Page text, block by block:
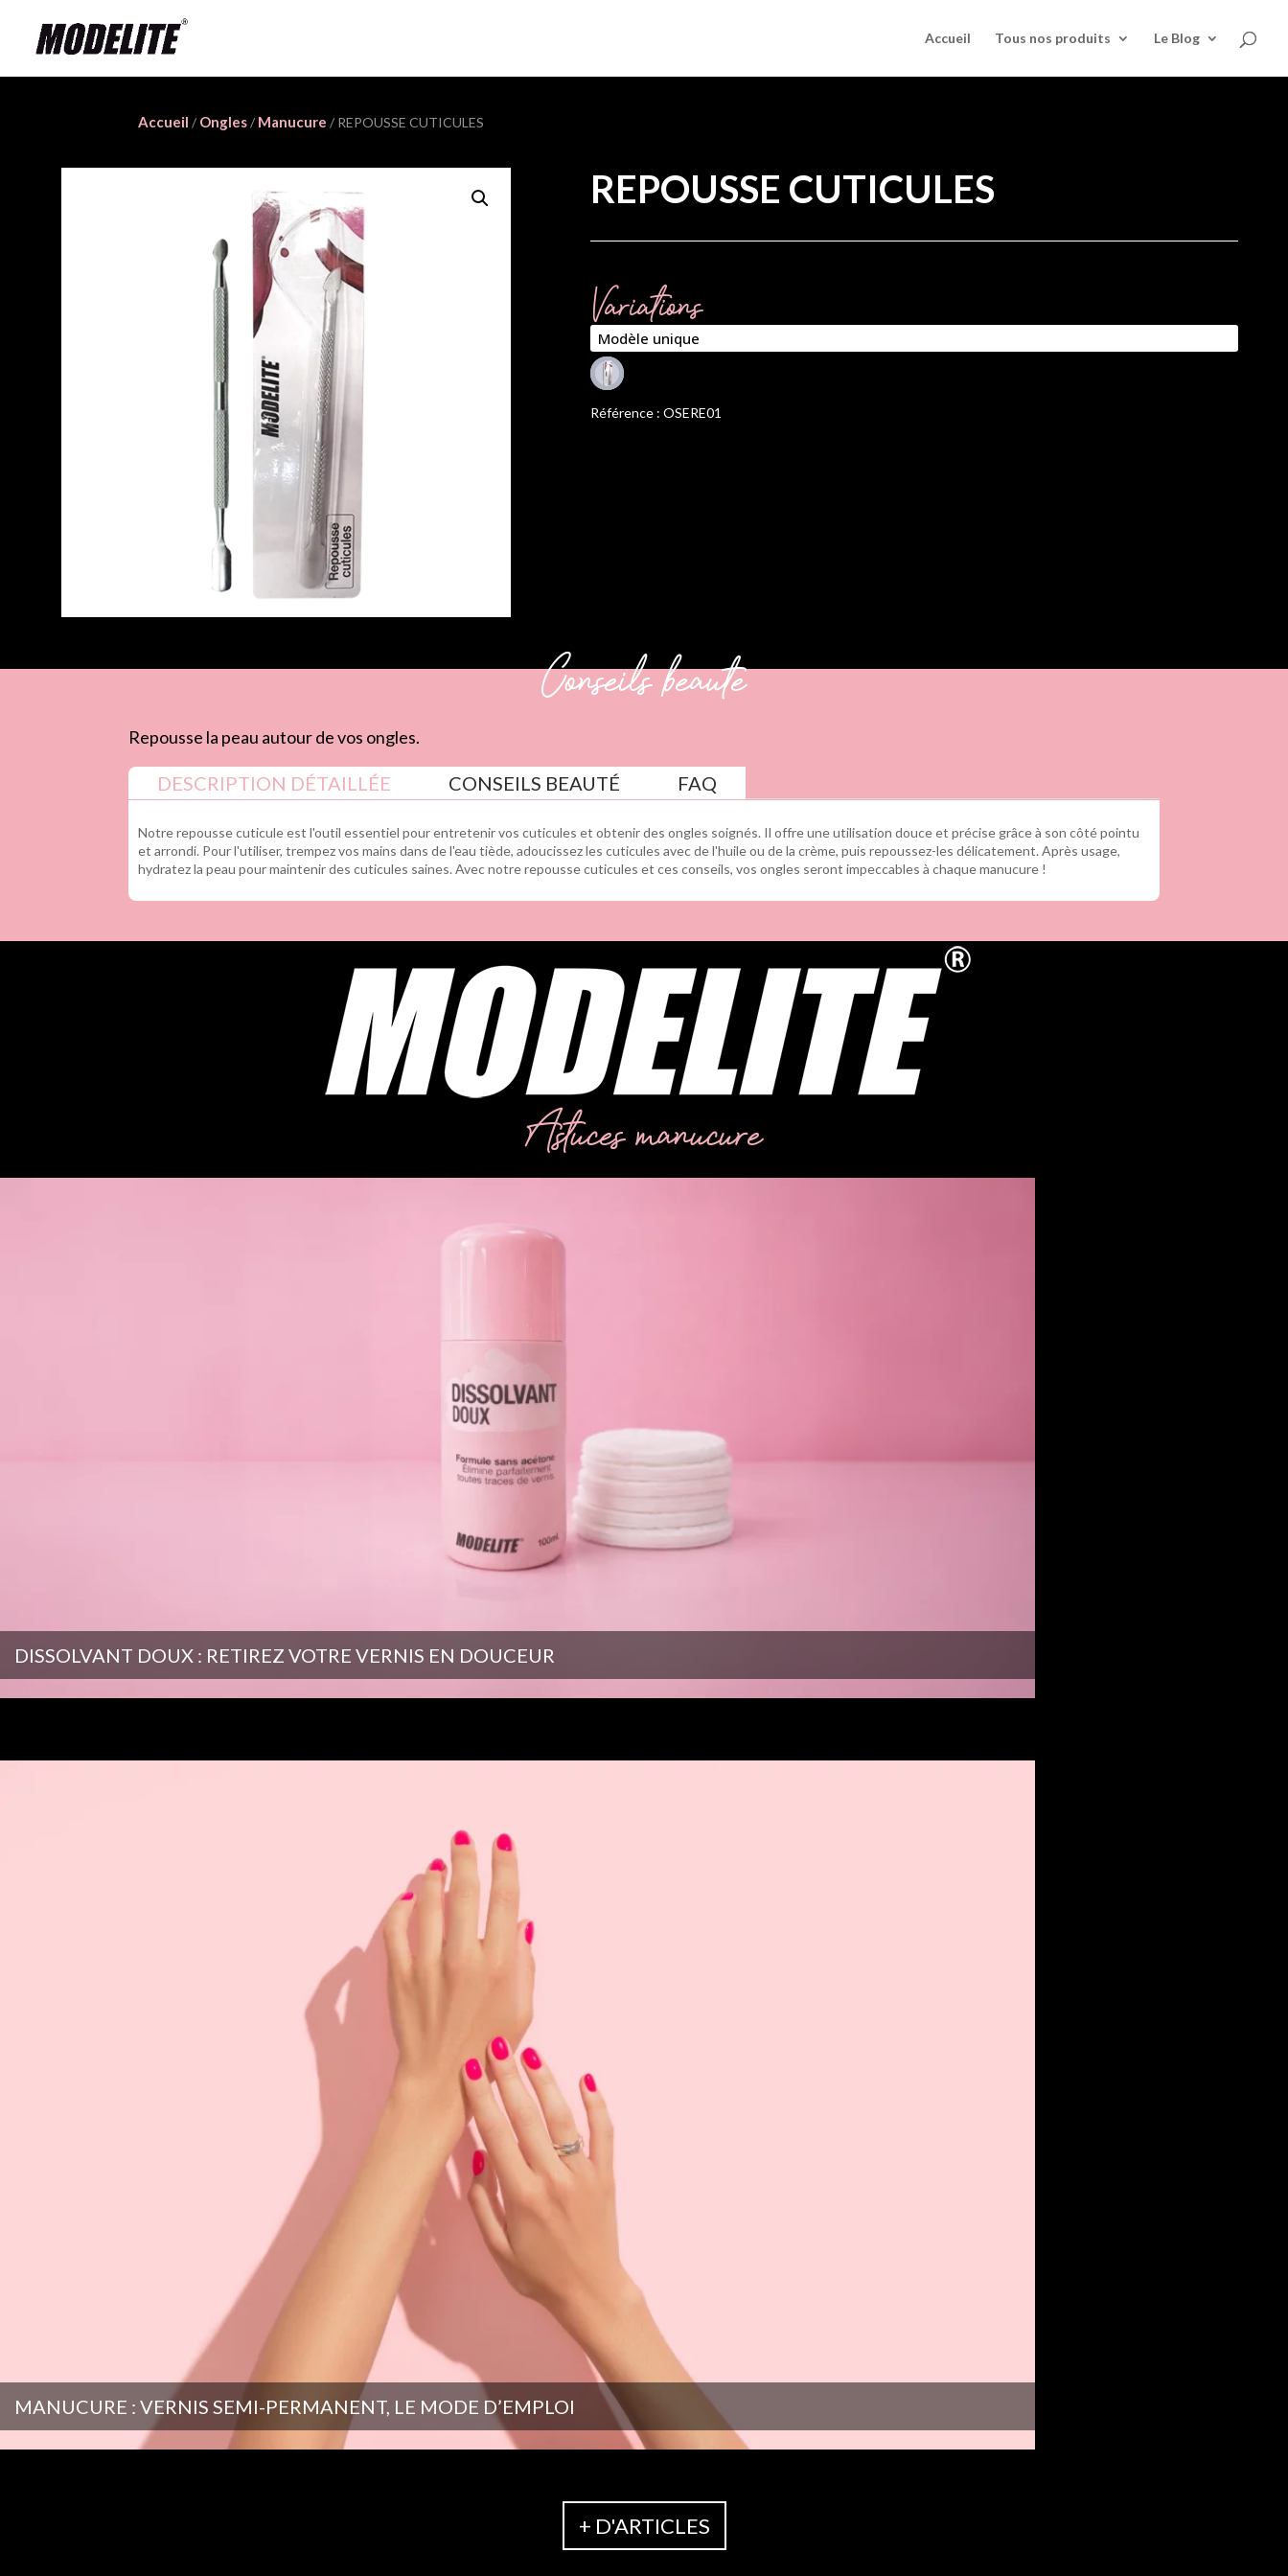
Accueil Tous nos produits Le Blog
Accueil / Ongles/ Manucure / REPOUSSE CUTICULES
REPOUSSE CUTICULES
Variations
Référence : OSERE01
Conseils beauté
Repousse la peau autour de vos ongles.
DESCRIPTION DÉTAILLÉE CONSEILS BEAUTÉ FAQ
Notre repousse cuticule est l'outil essentiel pour entretenir vos cuticules et obtenir des ongles soignés. Il offre une utilisation douce et précise grâce à son côté pointu
et arrondi. Pour l'utiliser, trempez vos mains dans de l'eau tiède, adoucissez les cuticules avec de l'huile ou de la crème, puis repoussez-les délicatement. Après usage,
hydratez la peau pour maintenir des cuticules saines. Avec notre repousse cuticules et ces conseils, vos ongles seront impeccables à chaque manucure !
Astuces manucure
DISSOLVANT DOUX : RETIREZ VOTRE VERNIS EN DOUCEUR
MANUCURE : VERNIS SEMI-PERMANENT, LE MODE D’EMPLOI
+ D'ARTICLES